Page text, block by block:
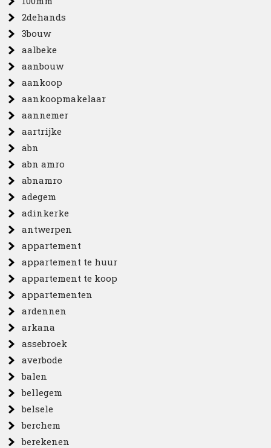
2dehands
3bouw
aalbeke
aanbouw
aankoop
aankoopmakelaar
aannemer
aartrijke
abn
abn amro
abnamro
adegem
adinkerke
antwerpen
appartement
appartement te huur
appartement te koop
appartementen
ardennen
arkana
assebroek
averbode
balen
bellegem
belsele
berchem
berekenen